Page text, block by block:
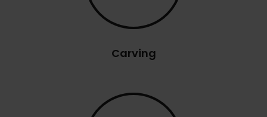
Carving